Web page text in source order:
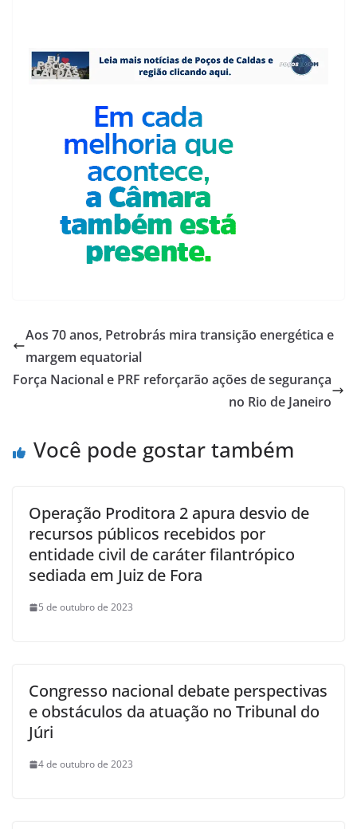
Aos 70 anos, Petrobrás mira transição energética e
margem equatorial
Força Nacional e PRF reforçarão ações de segurança
no Rio de Janeiro
Você pode gostar também
Operação Proditora 2 apura desvio de
recursos públicos recebidos por
entidade civil de caráter filantrópico
sediada em Juiz de Fora
5 de outubro de 2023
Congresso nacional debate perspectivas
e obstáculos da atuação no Tribunal do
Júri
4 de outubro de 2023